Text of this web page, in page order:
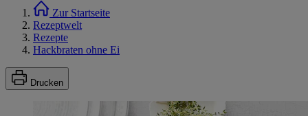
Zur Startseite
Rezeptwelt
Rezepte
Hackbraten ohne Ei
Drucken